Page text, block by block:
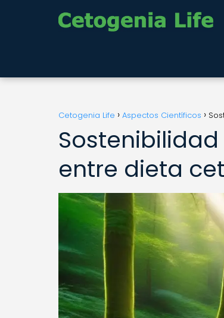
Cetogenia Life Aspectos Científicos
entre dieta